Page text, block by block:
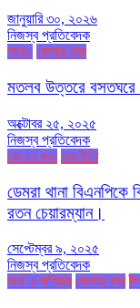
জানুয়ারি ৩০, ২০২৬
নিজস্ব প্রতিবেদক
আরও জেলার খবর
মতলব উত্তরে বসতঘরে
অক্টোবর ২৫, ২০২৫
নিজস্ব প্রতিবেদক
জেলার খবর রাজনীতি
ডেমরা থানা বিএনপিকে
রতন চেয়ারম্যান।
সেপ্টেম্বর ৯, ২০২৫
নিজস্ব প্রতিবেদক
অর্থ ও বাণিজ্য জেলার খবর